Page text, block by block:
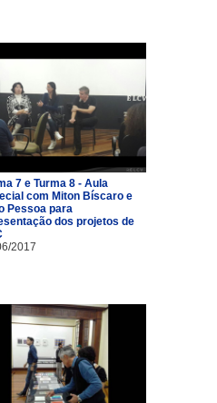
7 e Turma 8 - Aula
com Miton Bíscaro e
Pessoa para
dos projetos de
2017